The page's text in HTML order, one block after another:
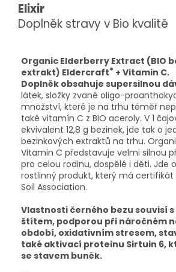
Elixir
Doplněk stravy v Bio kvalitě
Organic Elderberry Extract (BIO
extrakt) Eldercraft® + Vitamin C.
Doplněk obsahuje supersilnou
látek, složky zvané oligo-
množství, které je na trhu téměř
také vitamín C z BIO aceroly. V 1
ekvivalent 12,8 g bezinek, jde tak o
bezinkových extraktů na trhu.
Vitamin C představuje velmi silnou
pro celou rodinu, dospělé i děti. Jde
rostlinný produkt, který má certifikát
Soil Association.
Vlastnosti černého bezu souvisí
štítem, podporou při náročném
období, oxidativním stresem,
také aktivací proteinu Sirtuin 6,
se stavem buněk.